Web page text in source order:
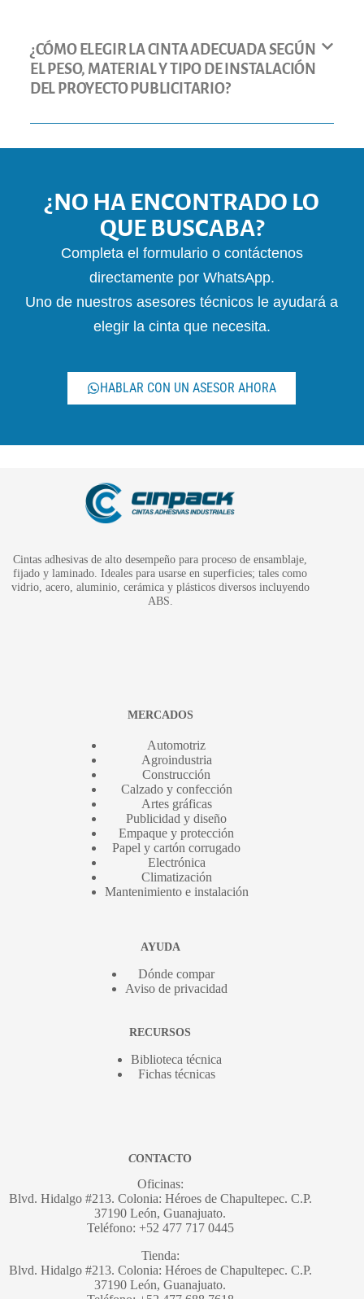
¿CÓMO ELEGIR LA CINTA ADECUADA SEGÚN
EL PESO, MATERIAL Y TIPO DE INSTALACIÓN
DEL PROYECTO PUBLICITARIO?
¿NO HA ENCONTRADO LO
QUE BUSCABA?
Completa el formulario o contáctenos
directamente por WhatsApp.
Uno de nuestros asesores técnicos le ayudará a
elegir la cinta que necesita.
HABLAR CON UN ASESOR AHORA
Cintas adhesivas de alto desempeño para proceso de ensamblaje,
fijado y laminado. Ideales para usarse en superficies; tales como
vidrio, acero, aluminio, cerámica y plásticos diversos incluyendo
ABS.
MERCADOS
Automotriz
Agroindustria
Construcción
Calzado y confección
Artes gráficas
Publicidad y diseño
Empaque y protección
Papel y cartón corrugado
Electrónica
Climatización
Mantenimiento e instalación
AYUDA
Dónde compar
Aviso de privacidad
RECURSOS
Biblioteca técnica
Fichas técnicas
CONTACTO
Oficinas:
Blvd. Hidalgo #213. Colonia: Héroes de Chapultepec. C.P.
37190 León, Guanajuato.
Teléfono: +52 477 717 0445
Tienda:
Blvd. Hidalgo #213. Colonia: Héroes de Chapultepec. C.P.
37190 León, Guanajuato.